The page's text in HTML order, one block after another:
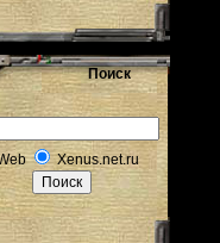
Поиск
Xenus.net.ru